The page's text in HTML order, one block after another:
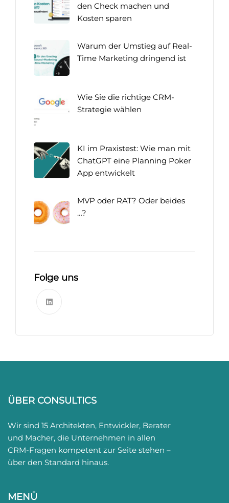
den Check machen und
Kosten sparen
Warum der Umstieg auf Real-
Time Marketing dringend ist
Wie Sie die richtige CRM-
Strategie wählen
KI im Praxistest: Wie man mit
ChatGPT eine Planning Poker
App entwickelt
MVP oder RAT? Oder beides
…?
Folge uns
ÜBER CONSULTICS
Wir sind 15 Architekten, Entwickler, Berater
und Macher, die Unternehmen in allen
CRM-Fragen kompetent zur Seite stehen –
über den Standard hinaus.
MENÜ